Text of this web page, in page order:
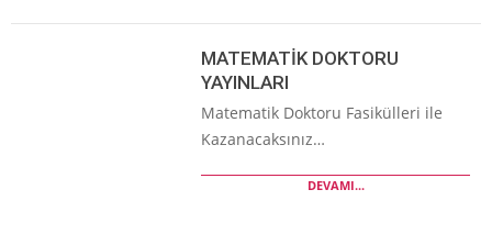
MATEMATİK DOKTORU
YAYINLARI
Matematik Doktoru Fasikülleri ile
Kazanacaksınız…
DEVAMI...